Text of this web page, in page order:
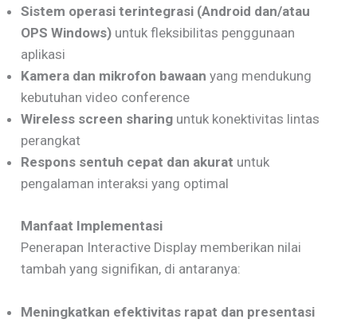
Sistem operasi terintegrasi (Android dan/atau
OPS Windows) untuk fleksibilitas penggunaan
aplikasi
Kamera dan mikrofon bawaan yang mendukung
kebutuhan video conference
Wireless screen sharing untuk konektivitas lintas
perangkat
Respons sentuh cepat dan akurat untuk
pengalaman interaksi yang optimal
Manfaat Implementasi
Penerapan Interactive Display memberikan nilai
tambah yang signifikan, di antaranya:
Meningkatkan efektivitas rapat dan presentasi